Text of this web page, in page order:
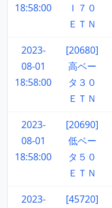
18:58:00
Ｉ７０
ＥＴＮ
2023-
08-01
18:58:00
[20680]
高ベー
タ３０
ＥＴＮ
2023-
08-01
18:58:00
[20690]
低ベー
タ５０
ＥＴＮ
2023-
[45720]